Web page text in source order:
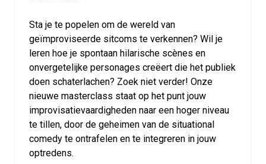
Sta je te popelen om de wereld van
geïmproviseerde sitcoms te verkennen? Wil je
leren hoe je spontaan hilarische scènes en
onvergetelijke personages creëert die het publiek
doen schaterlachen? Zoek niet verder! Onze
nieuwe masterclass staat op het punt jouw
improvisatievaardigheden naar een hoger niveau
te tillen, door de geheimen van de situational
comedy te ontrafelen en te integreren in jouw
optredens.